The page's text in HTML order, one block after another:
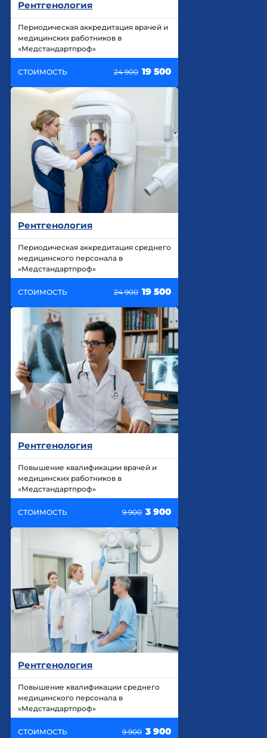
Рентгенология
Периодическая аккредитация врачей и
медицинских работников в
«Медстандартпроф»
СТОИМОСТЬ 24 900 19 500
Рентгенология
Периодическая аккредитация среднего
медицинского персонала в
«Медстандартпроф»
СТОИМОСТЬ 24 900 19 500
Рентгенология
Повышение квалификации врачей и
медицинских работников в
«Медстандартпроф»
СТОИМОСТЬ 9 900 3 900
Рентгенология
Повышение квалификации среднего
медицинского персонала в
«Медстандартпроф»
СТОИМОСТЬ 9 900 3 900